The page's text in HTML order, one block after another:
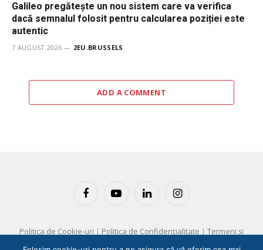
Galileo pregătește un nou sistem care va verifica
dacă semnalul folosit pentru calcularea poziției este
autentic
7 AUGUST 2026 2EU.BRUSSELS
ADD A COMMENT
FacebookYouTubeLinkedInInstagram
Politica de Cookie-uri | Politica de Confidențialitate | Termeni și